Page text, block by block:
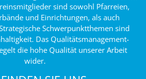
sind sowohl Pfarreien,
und Einrichtungen, als auch
Schwerpunktthemen sind
Das Qualitätsmanagement-
die hohe Qualität unserer Arbeit
wider.